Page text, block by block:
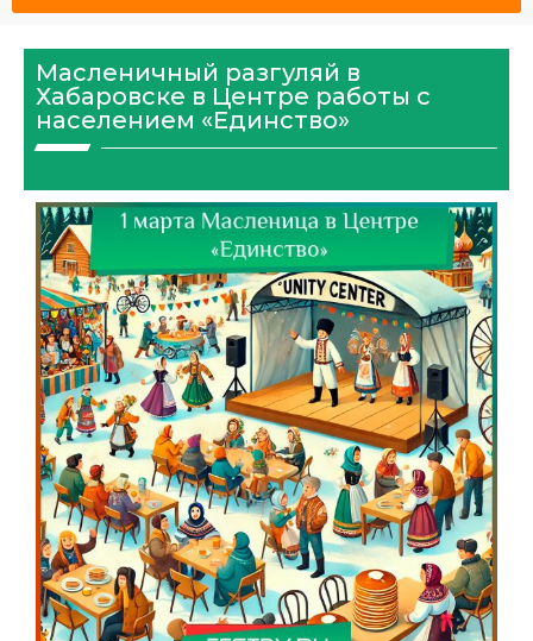
Масленичный разгуляй в
Хабаровске в Центре работы с
населением «Единство»